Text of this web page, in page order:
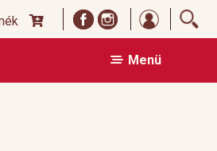
Menü